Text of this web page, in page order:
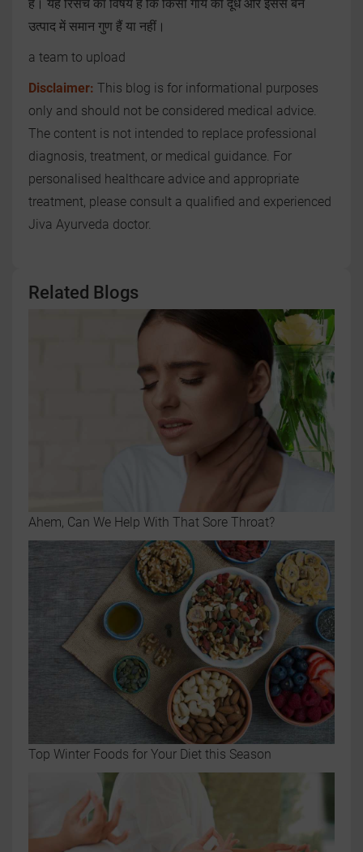
है। यह रिसर्च का विषय है कि किसी गाय का दूध और इससे बने
उत्पाद में समान गुण हैं या नहीं।
a team to upload
Disclaimer: This blog is for informational purposes
only and should not be considered medical advice.
The content is not intended to replace professional
diagnosis, treatment, or medical guidance. For
personalised healthcare advice and appropriate
treatment, please consult a qualified and experienced
Jiva Ayurveda doctor.
Related Blogs
Ahem, Can We Help With That Sore Throat?
Top Winter Foods for Your Diet this Season